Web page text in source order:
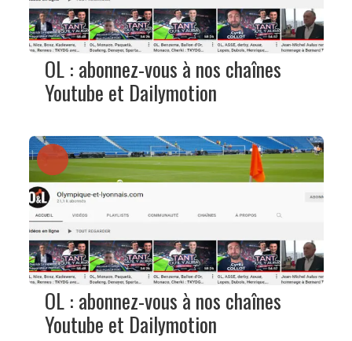
OL : abonnez-vous à nos chaînes
Youtube et Dailymotion
OL : abonnez-vous à nos chaînes
Youtube et Dailymotion